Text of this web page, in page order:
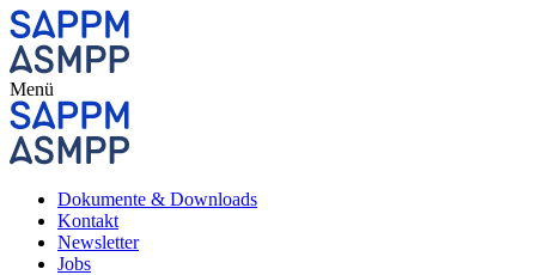
Menü
Dokumente & Downloads
Kontakt
Newsletter
Jobs